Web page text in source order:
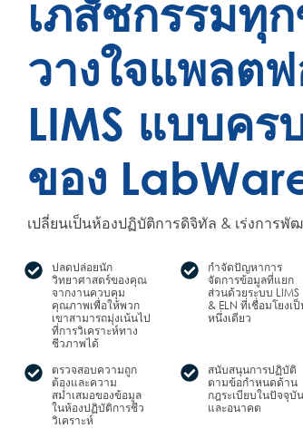
เภสัชกรรมทุ
วางใจแพลต
LIMS แบบคร
ของ
เปลี่ยนเป็นห้องปฏิบัติการดิจิทัล & เร่งการ
ปลดปล่อยนัก
วิทยาศาสตร์ของคุณ
จากงานควบคุม
คุณภาพเพื่อให้พวก
เขาสามารถมุ่งเน้นไป
ที่การวิเคราะห์ทาง
ชีวภาพได้
กำจัดปัญหาการ
จัดการข้อมูลที่แยก
ส่วนด้วยระบบ LIMS
& ELN ที่เชื่อมโยงเ
หนึ่งเดียว
ตรวจสอบความถูก
ต้องและความ
สม่ำเสมอของข้อมูล
ในห้องปฏิบัติการชีว
วิเคราะห์
สนับสนุนการปฏิบัติ
ตามข้อกำหนดด้าน
กฎระเบียบในปัจจุบัน
และอนาคต